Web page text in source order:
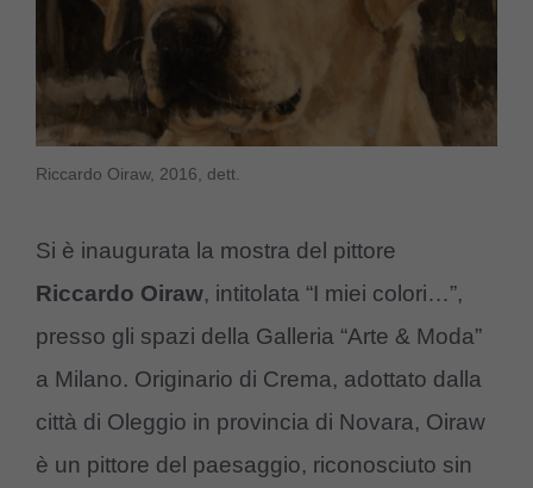
Riccardo Oiraw, 2016, dett.
Si è inaugurata la mostra del pittore
Riccardo Oiraw, intitolata “I miei colori…”,
presso gli spazi della Galleria “Arte & Moda”
a Milano. Originario di Crema, adottato dalla
città di Oleggio in provincia di Novara, Oiraw
è un pittore del paesaggio, riconosciuto sin